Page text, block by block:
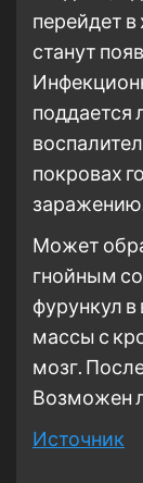
перейдет
станут
поддается
покровах
Может
гнойным
фурункул в
массы с
мозг.
Возможен
Источник